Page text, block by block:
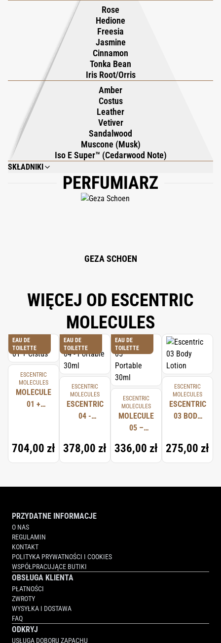
Rose
Hedione
Freesia
Jasmine
Cinnamon
Tonka Bean
Iris Root/Orris
Amber
Costus
Leather
Vetiver
Sandalwood
Muscone (Musk)
Iso E Super™ (Cedarwood Note)
SKŁADNIKI
AQUA (WATER), SODIUM LAURETH SULFATE, LAURYL GLUCOSIDE ,
PARFUM (FRAGRANCE), SODIUM LAUROYL OAT AMINO ACIDS, COCO-
GLUCOSIDE , GLYCERYL OLEATE, BETAINE, CHLORELLA VULGARIS
CITRUS LIMON (LEMON) PEEL OIL.
PERFUMIARZ
GEZA SCHOEN
WIĘCEJ OD ESCENTRIC
MOLECULES
EAU DE
TOILETTE
ESCENTRIC
MOLECULES
MOLECULE
01 +
704,00 zł
EAU DE
TOILETTE
ESCENTRIC
MOLECULES
ESCENTRIC
04 -
378,00 zł
EAU DE
TOILETTE
ESCENTRIC
MOLECULES
MOLECULE
05 –
30ML
336,00 zł
ESCENTRIC
MOLECULES
ESCENTRIC
03 BODY
275,00 zł
PRZYDATNE INFORMACJE
O NAS
REGULAMIN
KONTAKT
POLITYKA PRYWATNOŚCI I COOKIES
WSPÓŁPRACUJĄCE BUTIKI
OBSŁUGA KLIENTA
PŁATNOŚCI
ZWROTY
WYSYŁKA I DOSTAWA
FAQ
ODKRYJ
USŁUGA DOBORU ZAPACHU